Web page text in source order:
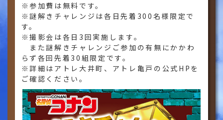
※参加費は無料です。
※謎解きチャレンジは各日先着300名様限定で
す。
※撮影会は各日3回実施します。
また謎解きチャレンジご参加の有無にかかわ
らず各回先着30組限定です。
※詳細はアトレ大井町、アトレ亀戸の公式HPを
ご確認ください。